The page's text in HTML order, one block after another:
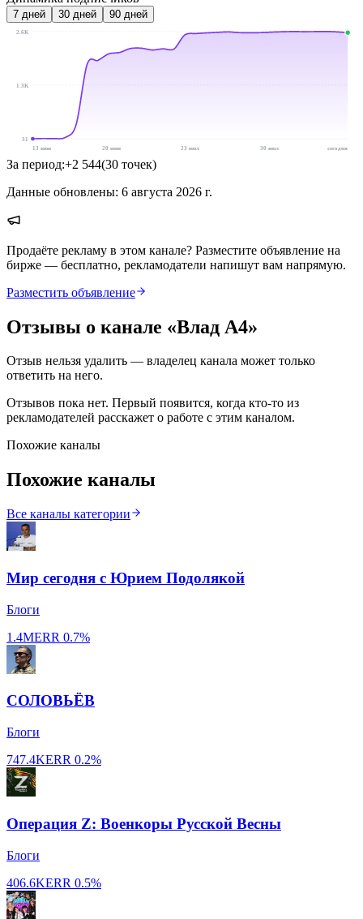
7 дней 30 дней 90 дней
2.6K
1.3K
31
13 июн
20 июн 23 июл 30 июл сегодня
За период:+2 544(30 точек)
Данные обновлены: 6 августа 2026 г.
Продаёте рекламу в этом канале? Разместите объявление на
бирже — бесплатно, рекламодатели напишут вам напрямую.
Разместить объявление
Отзывы о канале «Влад А4»
Отзыв нельзя удалить — владелец канала может только
ответить на него.
Отзывов пока нет. Первый появится, когда кто-то из
рекламодателей расскажет о работе с этим каналом.
Похожие каналы
Похожие каналы
Все каналы категории
Мир сегодня с Юрием Подолякой
Блоги
1.4MERR 0.7%
СОЛОВЬЁВ
Блоги
747.4KERR 0.2%
Операция Z: Военкоры Русской Весны
Блоги
406.6KERR 0.5%